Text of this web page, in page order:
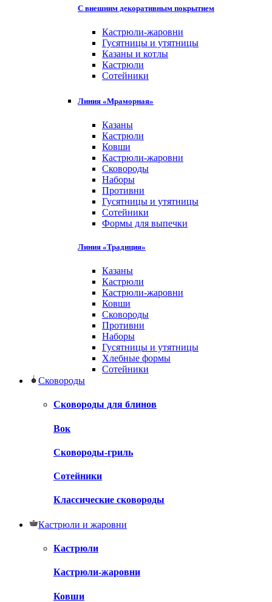
С внешним декоративным покрытием
Кастрюли-жаровни
Гусятницы и утятницы
Казаны и котлы
Кастрюли
Сотейники
Линия «Мраморная»
Казаны
Кастрюли
Ковши
Кастрюли-жаровни
Сковороды
Наборы
Противни
Гусятницы и утятницы
Сотейники
Формы для выпечки
Линия «Традиция»
Казаны
Кастрюли
Кастрюли-жаровни
Ковши
Сковороды
Противни
Наборы
Гусятницы и утятницы
Хлебные формы
Сотейники
Сковороды
Сковороды для блинов
Вок
Сковороды-гриль
Сотейники
Классические сковороды
Кастрюли и жаровни
Кастрюли
Кастрюли-жаровни
Ковши